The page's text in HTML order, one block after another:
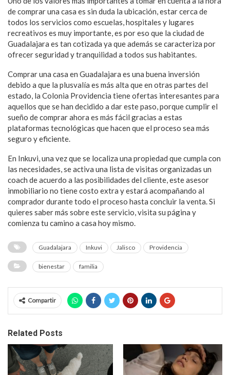
de comprar una casa es sin duda la ubicación, estar cerca de
todos los servicios como escuelas, hospitales y lugares
recreativos es muy importante, es por eso que la ciudad de
Guadalajara es tan cotizada ya que además se caracteriza por
ofrecer seguridad y tranquilidad a todos sus habitantes.
Comprar una casa en Guadalajara es una buena inversión
debido a que la plusvalía es más alta que en otras partes del
estado, la Colonia Providencia tiene ofertas interesantes para
aquellos que se han decidido a dar este paso, porque cumplir el
sueño de comprar ahora es más fácil gracias a estas
plataformas tecnológicas que hacen que el proceso sea más
seguro y eficiente.
En Inkuvi, una vez que se localiza una propiedad que cumpla con
las necesidades, se activa una lista de visitas organizadas un
coach de acuerdo a las posibilidades del cliente, este asesor
inmobiliario no tiene costo extra y estará acompañando al
comprador durante todo el proceso hasta concluir la venta. Si
quieres saber más sobre este servicio, visita su página y
comienza tu camino a casa hoy mismo.
Guadalajara Inkuvi Jalisco Providencia
bienestar familia
Compartir
Related Posts